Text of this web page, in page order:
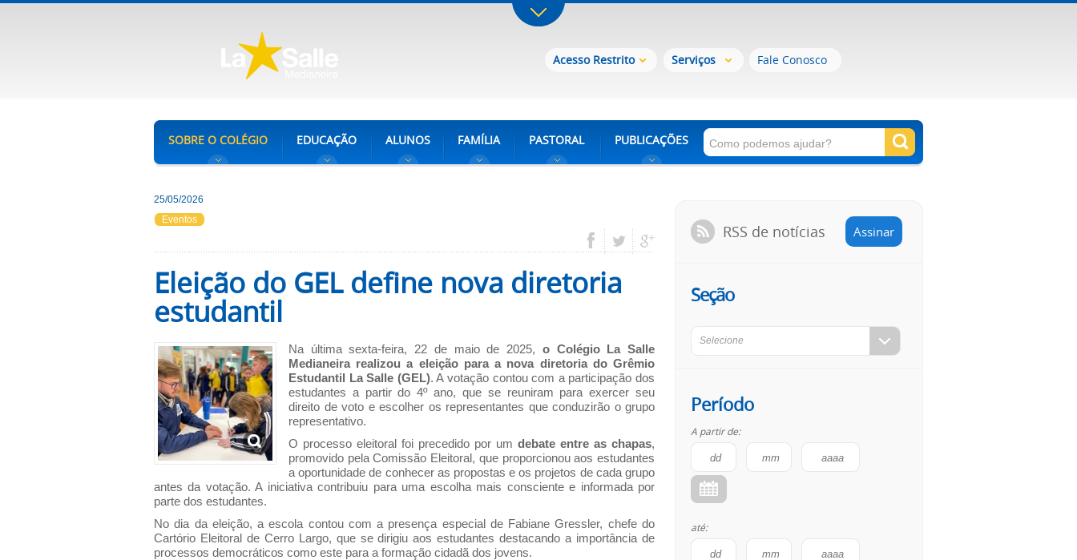
Acesso Restrito Serviços Fale Conosco
SOBRE O COLÉGIO EDUCAÇÃO ALUNOS FAMÍLIA PASTORAL PUBLICAÇÕES
25/05/2026
Eventos
Eleição do GEL define nova diretoria
estudantil
Na última sexta-feira, 22 de maio de 2025, o Colégio La Salle
Medianeira realizou a eleição para a nova diretoria do Grêmio
Estudantil La Salle (GEL). A votação contou com a participação dos
estudantes a partir do 4º ano, que se reuniram para exercer seu
direito de voto e escolher os representantes que conduzirão o grupo
representativo.
O processo eleitoral foi precedido por um debate entre as chapas,
promovido pela Comissão Eleitoral, que proporcionou aos estudantes
a oportunidade de conhecer as propostas e os projetos de cada grupo
antes da votação. A iniciativa contribuiu para uma escolha mais consciente e informada por
parte dos estudantes.
No dia da eleição, a escola contou com a presença especial de Fabiane Gressler, chefe do
Cartório Eleitoral de Cerro Largo, que se dirigiu aos estudantes destacando a importância de
processos democráticos como este para a formação cidadã dos jovens.
RSS de notícias Assinar
Seção
Selecione
Período
A partir de:
até: